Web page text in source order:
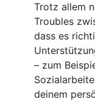
Trotz allem
Troubles
dass es
– zum
deinem